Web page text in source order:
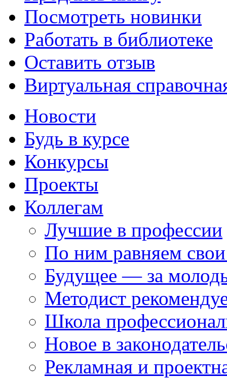
Посмотреть новинки
Работать в библиотеке
Оставить отзыв
Виртуальная
Новости
Будь в курсе
Конкурсы
Проекты
Коллегам
Лучшие в профессии
По ним равняем
Будущее — за
Методист
Школа
Новое в
Рекламная и